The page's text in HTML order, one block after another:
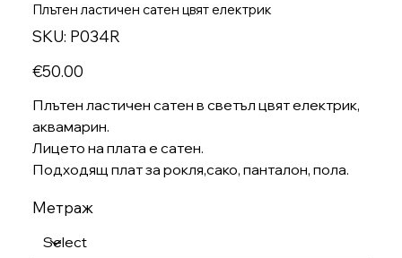
Плътен ластичен сатен цвят електрик
SKU: SKU
P034R
P034R
Price
€50.00
Плътен ластичен сатен в светъл цвят електрик,
аквамарин.
Лицето на плата е сатен.
Подходящ плат за рокля,сако, панталон, пола.
Метраж